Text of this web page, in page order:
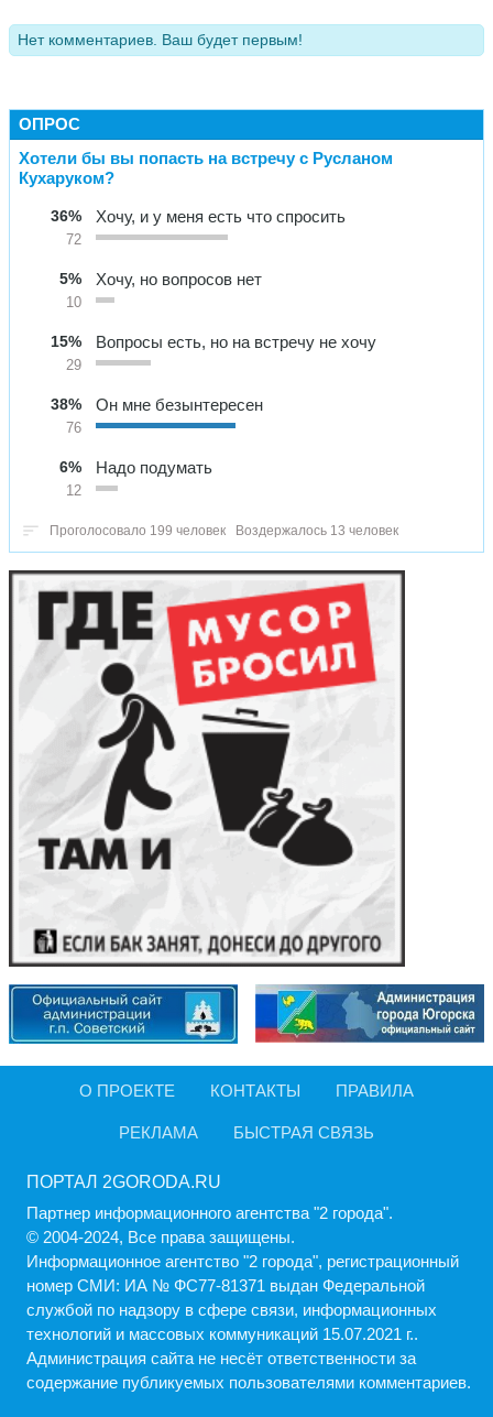
Нет комментариев. Ваш будет первым!
ОПРОС
Хотели бы вы попасть на встречу с Русланом
Кухаруком?
36%
72
Хочу, и у меня есть что спросить
5%
10
Хочу, но вопросов нет
15%
29
Вопросы есть, но на встречу не хочу
38%
76
Он мне безынтересен
6%
12
Надо подумать
Проголосовало 199 человек Воздержалось 13 человек
О ПРОЕКТЕ КОНТАКТЫ ПРАВИЛА
РЕКЛАМА БЫСТРАЯ СВЯЗЬ
ПОРТАЛ 2GORODA.RU
Партнер информационного агентства "2 города".
© 2004-2024, Все права защищены.
Информационное агентство "2 города", регистрационный
номер СМИ: ИА № ФС77-81371 выдан Федеральной
службой по надзору в сфере связи, информационных
технологий и массовых коммуникаций 15.07.2021 г..
Администрация cайта не несёт ответственности за
содержание публикуемых пользователями комментариев.